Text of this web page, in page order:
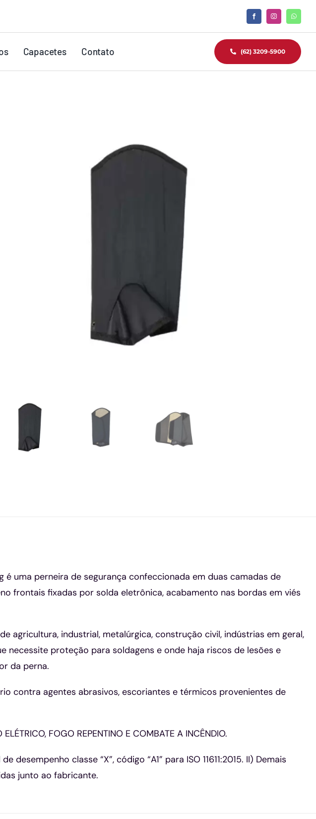
Capacetes Contato (62) 3209-5900
é uma perneira de segurança confeccionada em duas camadas de
frontais fixadas por solda eletrônica, acabamento nas bordas em viés
agricultura, industrial, metalúrgica, construção civil, indústrias em geral,
necessite proteção para soldagens e onde haja riscos de lesões e
da perna.
contra agentes abrasivos, escoriantes e térmicos provenientes de
FOGO REPENTINO E COMBATE A INCÊNDIO.
desempenho classe “X”, código “A1” para ISO 11611:2015. II) Demais
junto ao fabricante.